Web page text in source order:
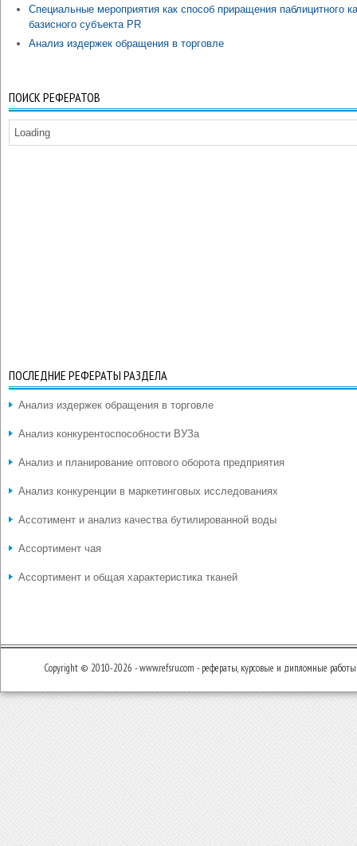
Специальные мероприятия как способ приращения паблицитного
базисного субъекта PR
Анализ издержек обращения в торговле
ПОИСК РЕФЕРАТОВ
Loading
ПОСЛЕДНИЕ РЕФЕРАТЫ РАЗДЕЛА
Анализ издержек обращения в торговле
Анализ конкурентоспособности ВУЗа
Анализ и планирование оптового оборота предприятия
Анализ конкуренции в маркетинговых исследованиях
Ассотимент и анализ качества бутилированной воды
Ассортимент чая
Ассортимент и общая характеристика тканей
Copyright © 2010-2026 - www.refsru.com - рефераты, курсовые и дипломные работы